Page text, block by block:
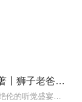
三国演义儿童广播剧丨四大名著丨狮子老爸历史故事
1部家喻户晓的经典名著。150集精彩绝伦的听觉盛宴。听名著，和听故事一样精彩！一起聆听耳朵里的三国故事，感悟中华经典！